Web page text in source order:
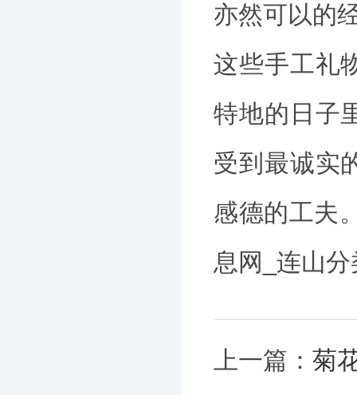
亦然可以的
这些手工礼
特地的日子
受到最诚实
感德的工夫
息网_连山
上一篇： 菊